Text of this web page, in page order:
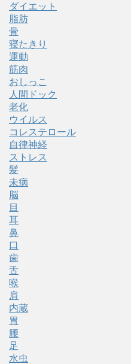
ダイエット
脂肪
骨
寝たきり
運動
筋肉
おしっこ
人間ドック
老化
ウイルス
コレステロール
自律神経
ストレス
髪
未病
脳
目
耳
鼻
口
歯
舌
喉
肩
内蔵
胃
腰
足
水虫